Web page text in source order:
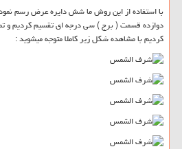
با استفاده از این روش ما شش دایره عرض رسم
دوازده قسمت ( برج ) سی درجه ای تقسیم کردیم و
کردیم با مشاهده شکل زیر کاملا متوجه میشوید :